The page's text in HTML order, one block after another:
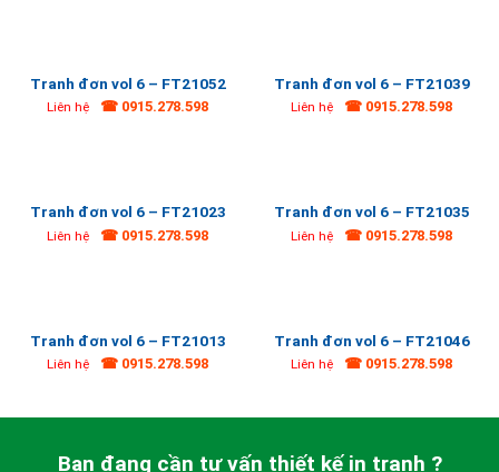
Tranh đơn vol 6 – FT21052
Liên hệ ☎ 0915.278.598
Tranh đơn vol 6 – FT21039
Liên hệ ☎ 0915.278.598
Tranh đơn vol 6 – FT21023
Liên hệ ☎ 0915.278.598
Tranh đơn vol 6 – FT21035
Liên hệ ☎ 0915.278.598
Tranh đơn vol 6 – FT21013
Liên hệ ☎ 0915.278.598
Tranh đơn vol 6 – FT21046
Liên hệ ☎ 0915.278.598
Bạn đang cần tư vấn thiết kế in tranh ?